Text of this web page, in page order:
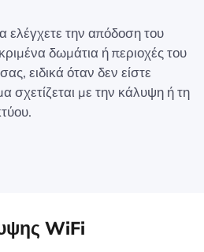
ελέγχετε την απόδοση του
δωμάτια ή περιοχές του
ειδικά όταν δεν είστε
σχετίζεται με την κάλυψη ή τη
WiFi